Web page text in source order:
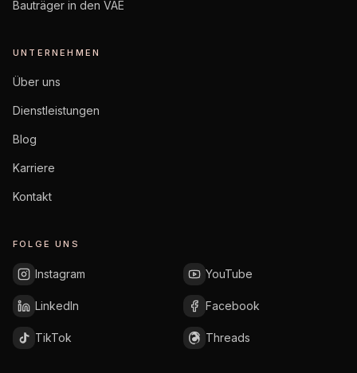
Bauträger in den VAE
UNTERNEHMEN
Über uns
Dienstleistungen
Blog
Karriere
Kontakt
FOLGE UNS
Instagram YouTube
LinkedIn Facebook
TikTok Threads